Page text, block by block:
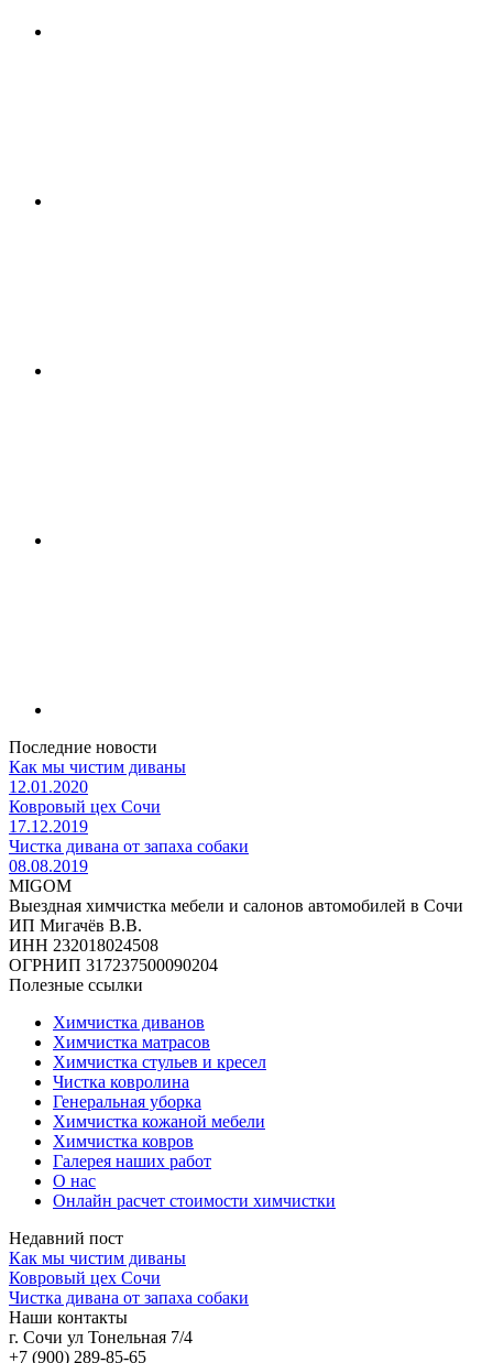
Последние новости
Как мы чистим диваны
12.01.2020
Ковровый цех Сочи
17.12.2019
Чистка дивана от запаха собаки
08.08.2019
MIGOM
Выездная химчистка мебели и салонов автомобилей в Сочи
ИП Мигачёв В.В.
ИНН 232018024508
ОГРНИП 317237500090204
Полезные ссылки
Химчистка диванов
Химчистка матрасов
Химчистка стульев и кресел
Чистка ковролина
Генеральная уборка
Химчистка кожаной мебели
Химчистка ковров
Галерея наших работ
О нас
Онлайн расчет стоимости химчистки
Недавний пост
Как мы чистим диваны
Ковровый цех Сочи
Чистка дивана от запаха собаки
Наши контакты
г. Сочи ул Тонельная 7/4
+7 (900) 289-85-65